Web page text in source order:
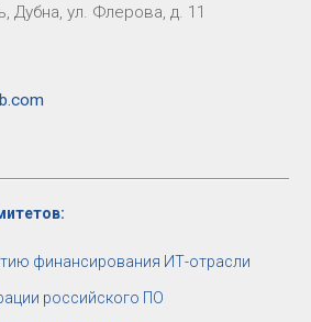
Дубна, ул. Флерова, д. 11
финансирования ИТ-отрасли
российского ПО